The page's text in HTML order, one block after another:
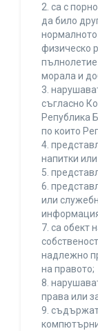
2. са с
да било
нормалното
физическо
морала и
3.
съгласно
Република
по които
4.
напитки
5.
6.
или
7. са обект
надлежно
на правото;
8.
права или
9.